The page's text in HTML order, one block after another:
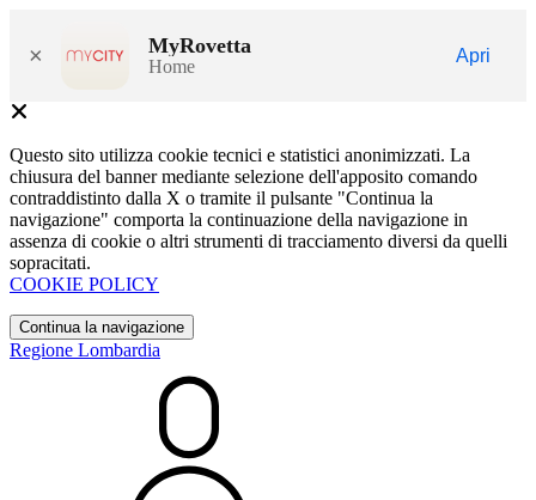
× MyRovetta
Home
Apri
Questo sito utilizza cookie tecnici e statistici anonimizzati. La
chiusura del banner mediante selezione dell'apposito comando
contraddistinto dalla X o tramite il pulsante "Continua la
navigazione" comporta la continuazione della navigazione in
assenza di cookie o altri strumenti di tracciamento diversi da quelli
sopracitati.
COOKIE POLICY
Continua la navigazione
Regione Lombardia